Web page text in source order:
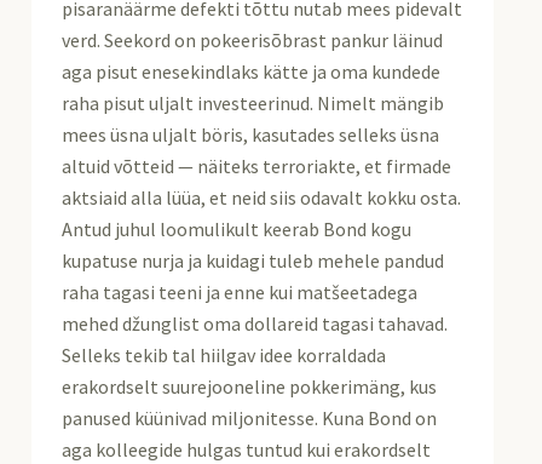
pisaranäärme defekti tõttu nutab mees pidevalt
verd. Seekord on pokeerisõbrast pankur läinud
aga pisut enesekindlaks kätte ja oma kundede
raha pisut uljalt investeerinud. Nimelt mängib
mees üsna uljalt böris, kasutades selleks üsna
altuid võtteid — näiteks terroriakte, et firmade
aktsiaid alla lüüa, et neid siis odavalt kokku osta.
Antud juhul loomulikult keerab Bond kogu
kupatuse nurja ja kuidagi tuleb mehele pandud
raha tagasi teeni ja enne kui matšeetadega
mehed džunglist oma dollareid tagasi tahavad.
Selleks tekib tal hiilgav idee korraldada
erakordselt suurejooneline pokkerimäng, kus
panused küünivad miljonitesse. Kuna Bond on
aga kolleegide hulgas tuntud kui erakordselt